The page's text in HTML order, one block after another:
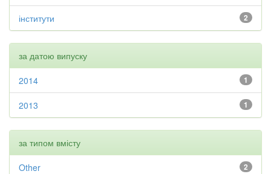
2
інститути
за датою випуску
1
2014
1
2013
за типом вмісту
2
Other